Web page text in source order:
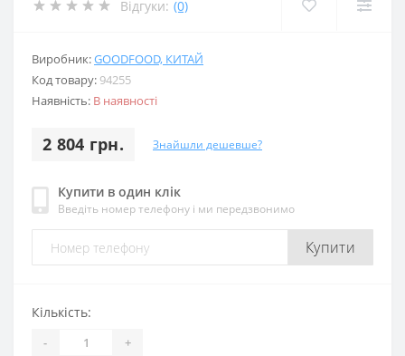
Відгуки: (0)
Виробник:GOODFOOD, КИТАЙ
Код товару: 94255
Наявність: В наявності
2 804 грн. Знайшли дешевше?
Купити в один клік
Введіть номер телефону і ми передзвонимо
Купити
Кількість:
- +